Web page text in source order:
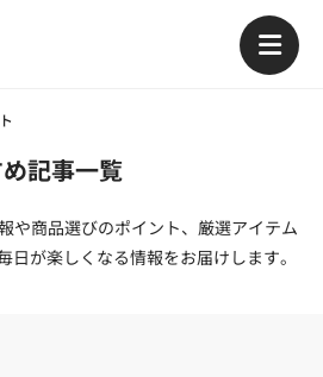
記事一覧
や商品選びのポイント、厳選アイテム
日が楽しくなる情報をお届けします。